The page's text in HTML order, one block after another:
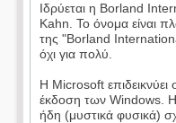
Ιδρύεται η Borland
Kahn. Το όνομα είναι
της "Borland
όχι για πολύ.
Η Microsoft
έκδοση των Windows. Η
ήδη (μυστικά φυσικά)